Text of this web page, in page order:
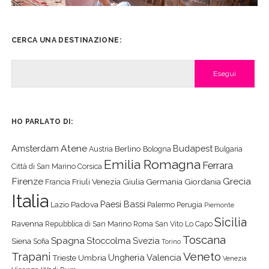
CERCA UNA DESTINAZIONE:
HO PARLATO DI:
Amsterdam Atene Austria Berlino Bologna Budapest Bulgaria
Città di San Marino Corsica Emilia Romagna Ferrara
Firenze Francia Friuli Venezia Giulia Germania Giordania Grecia
Italia Lazio Padova Paesi Bassi Palermo Perugia Piemonte
Ravenna Repubblica di San Marino Roma San Vito Lo Capo Sicilia
Siena Sofia SpagnaStoccolmaSvezia Torino Toscana
Trapani Trieste Umbria UngheriaValenciaVeneto Venezia